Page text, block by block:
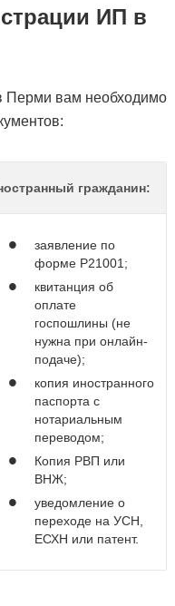
ИП в
Перми вам необходимо
гражданин:
заявление по
форме Р21001;
квитанция об
оплате
госпошлины (не
нужна при онлайн-
подаче);
копия иностранного
паспорта с
нотариальным
переводом;
Копия РВП или
ВНЖ;
уведомление о
переходе на УСН,
ЕСХН или патент.